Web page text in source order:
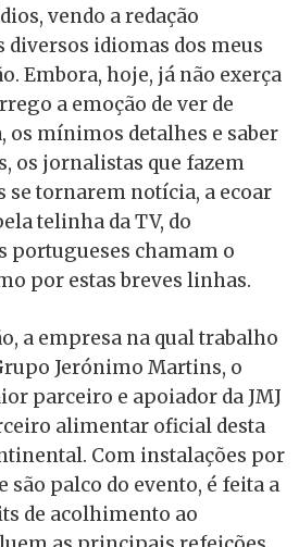
vendo a redação
diversos idiomas dos meus
Embora, hoje, já não exerça
a emoção de ver de
mínimos detalhes e saber
os jornalistas que fazem
se tornarem notícia, a ecoar
telinha da TV, do
portugueses chamam o
por estas breves linhas.
a empresa na qual trabalho
Jerónimo Martins, o
parceiro e apoiador da JMJ
alimentar oficial desta
Com instalações por
são palco do evento, é feita a
de acolhimento ao